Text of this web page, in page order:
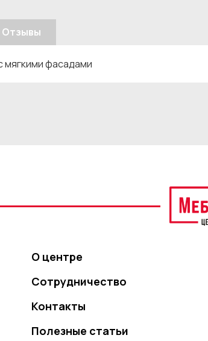
Отзывы
мягкими фасадами
О центре
Сотрудничество
Контакты
Полезные статьи